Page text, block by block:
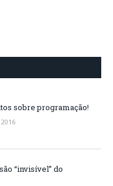
sobre programação!
2016
“invisível” do